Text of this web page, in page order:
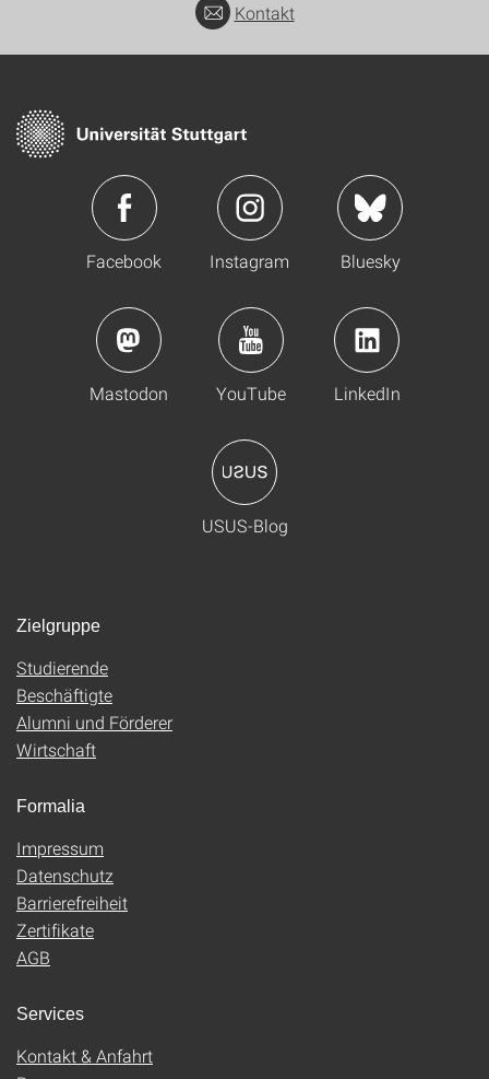
Kontakt
Facebook Instagram Bluesky
Mastodon YouTube LinkedIn
USUS-Blog
Zielgruppe
Studierende
Beschäftigte
Alumni und Förderer
Wirtschaft
Formalia
Impressum
Datenschutz
Barrierefreiheit
Zertifikate
AGB
Services
Kontakt & Anfahrt